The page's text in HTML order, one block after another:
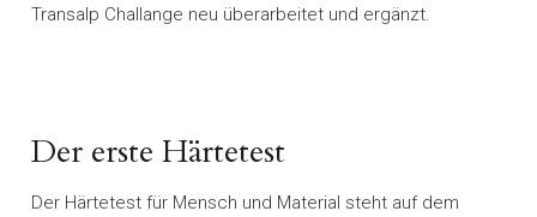
Transalp Challange neu überarbeitet und ergänzt.
Der erste Härtetest
Der Härtetest für Mensch und Material steht auf dem